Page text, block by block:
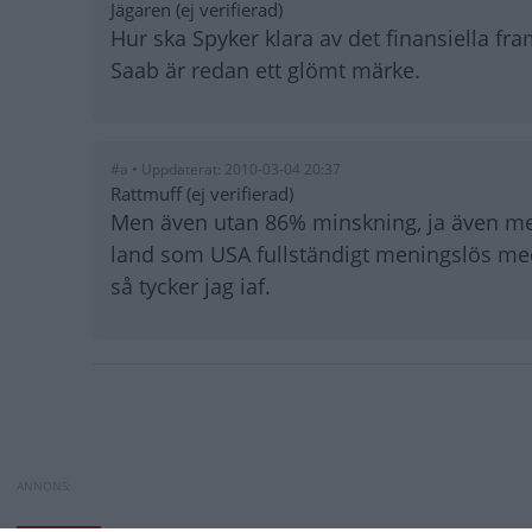
Jägaren (ej verifierad)
Hur ska Spyker klara av det finansiella
Saab är redan ett glömt märke.
#a • Uppdaterat: 2010-03-04 20:37
Rattmuff (ej verifierad)
Men även utan 86% minskning, ja även
land som USA fullständigt meningslös
så tycker jag iaf.